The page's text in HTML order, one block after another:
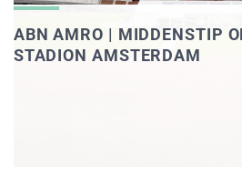
ABN AMRO | MIDDENSTIP
STADION AMSTERDAM